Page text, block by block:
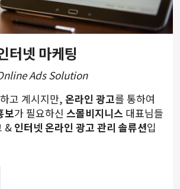
터넷 마케팅
Ads Solution
고 계시지만,온라인 광고를 통하여
보가 필요하신 스몰비지니스 대표님들
& 인터넷 온라인 광고 관리 솔류션입